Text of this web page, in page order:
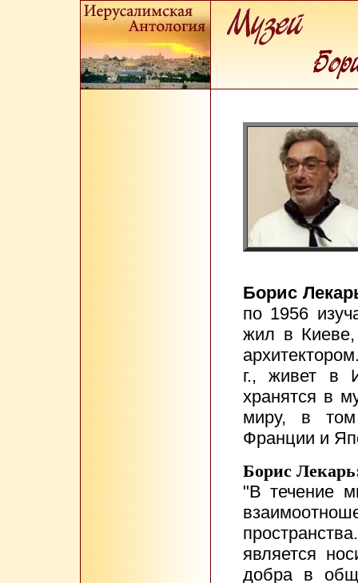
Борис
по 1956
жил в Киеве,
г., живет в
хранятся в
миру, в
Франции и
Борис
"В течение
является
добра в